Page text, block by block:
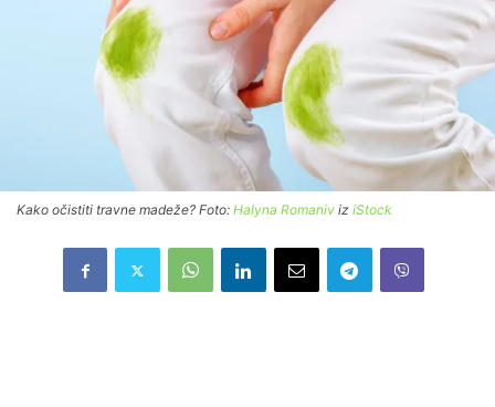
Kako očistiti travne madeže? Foto: Halyna Romaniv iz iStock